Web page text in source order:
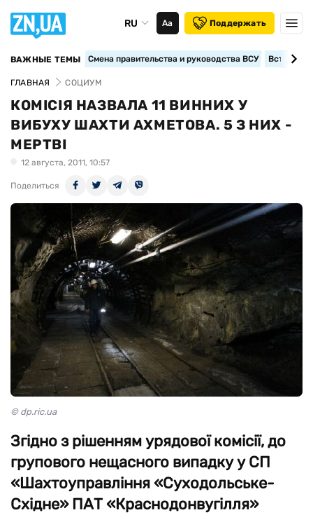
RU Аа Поддержать
ВАЖНЫЕ ТЕМЫ Смена правительства и руководства ВСУ
ГЛАВНАЯ СОЦИУМ
КОМІСІЯ НАЗВАЛА 11 ВИННИХ У
ВИБУХУ ШАХТИ АХМЕТОВА. 5 З НИХ -
МЕРТВІ
12 августа, 2011, 10:57
Поделиться
© dp.ric.ua
Згідно з рішенням урядової комісії, до
групового нещасного випадку у СП
«Шахтоуправління «Суходольське-
Східне» ПАТ «Краснодонвугілля»